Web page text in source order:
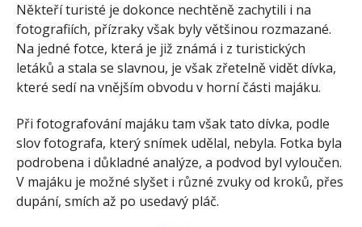
Někteří turisté je dokonce nechtěně zachytili i na
fotografiích, přízraky však byly většinou rozmazané.
Na jedné fotce, která je již známá i z turistických
letáků a stala se slavnou, je však zřetelně vidět dívka,
které sedí na vnějším obvodu v horní části majáku.
Při fotografování majáku tam však tato dívka, podle
slov fotografa, který snímek udělal, nebyla. Fotka byla
podrobena i důkladné analýze, a podvod byl vyloučen.
V majáku je možné slyšet i různé zvuky od kroků, přes
dupání, smích až po usedavý pláč.